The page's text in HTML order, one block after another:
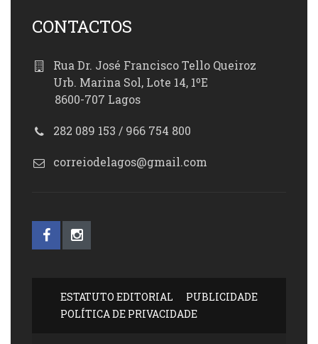
CONTACTOS
Rua Dr. José Francisco Tello Queiroz
Urb. Marina Sol, Lote 14, 1ºE
8600-707 Lagos
282 089 153 / 966 754 800
correiodelagos@gmail.com
ESTATUTO EDITORIAL
PUBLICIDADE
POLÍTICA DE PRIVACIDADE